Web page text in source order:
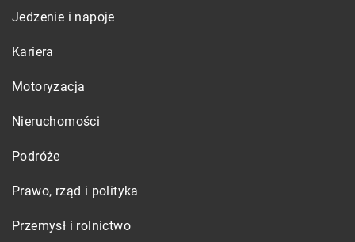
Jedzenie i napoje
Kariera
Motoryzacja
Nieruchomości
Podróże
Prawo, rząd i polityka
Przemysł i rolnictwo